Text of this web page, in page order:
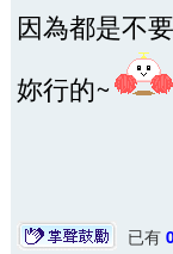
因為都是不
妳行的~
已有